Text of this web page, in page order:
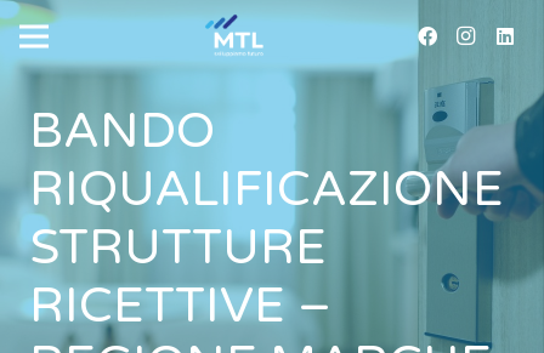
BANDO
RIQUALIFICAZIONE
STRUTTURE
RICETTIVE –